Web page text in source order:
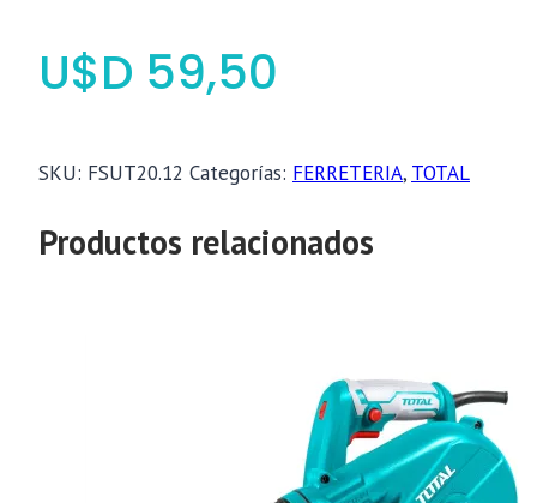
$ 59,50
SKU: FSUT20.12 Categorías: FERRETERIA, TOTAL
Productos relacionados